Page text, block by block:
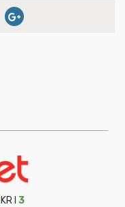
KR I 3